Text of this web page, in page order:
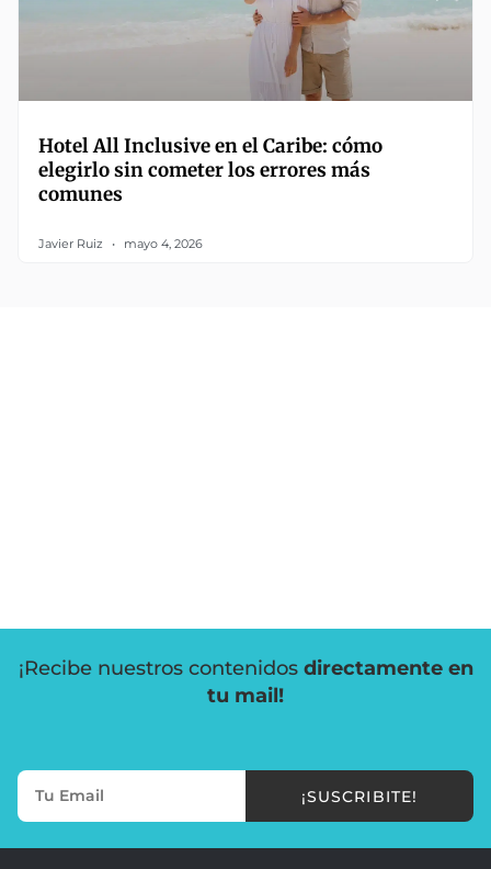
Hotel All Inclusive en el Caribe: cómo
elegirlo sin cometer los errores más
comunes
Javier Ruiz mayo 4, 2026
¡Recibe nuestros contenidos directamente en
tu mail!
¡SUSCRIBITE!